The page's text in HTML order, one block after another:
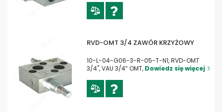
RVD-OMT 3/4 ZAWÓR KRZYŻOWY
10-L-04-G06-3-R-05-T-N1, RVD-OMT
3/4", VAU 3/4” OMT, Dowiedz się więcej